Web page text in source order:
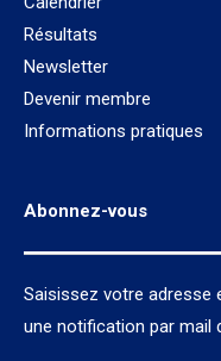
Résultats
Newsletter
Devenir membre
Informations pratiques
Abonnez-vous
Saisissez votre adresse
une notification par mail